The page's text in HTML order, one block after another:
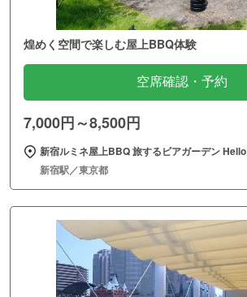
煌めく空間で楽しむ屋上BBQ体験
空席確認・予約
7,000円～8,500円
新宿ルミネ屋上BBQ 旅するビアガーデン Hello
新宿駅／東京都